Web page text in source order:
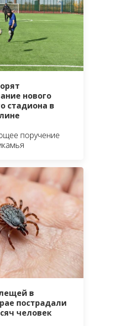
нового
стадиона в
поручение
в
пострадали
человек